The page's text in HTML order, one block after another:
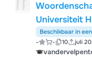
Universiteit
Beschikbaar in
- - 10 juli